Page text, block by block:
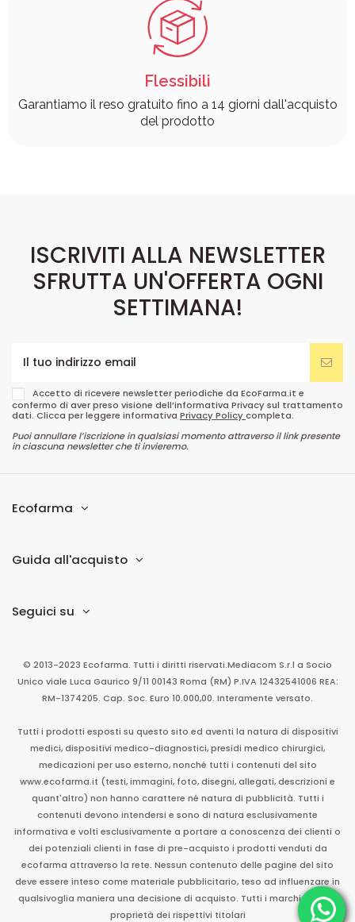
Flessibili
Garantiamo il reso gratuito fino a 14 giorni dall'acquisto
del prodotto
ISCRIVITI ALLA NEWSLETTER
SFRUTTA UN'OFFERTA OGNI
SETTIMANA!
Accetto di ricevere newsletter periodiche da EcoFarma.it e
confermo di aver preso visione dell’informativa Privacy sul trattamento
dati. Clicca per leggere informativa Privacy Policycompleta.
Puoi annullare l’iscrizione in qualsiasi momento attraverso il link presente
in ciascuna newsletter che ti invieremo.
Ecofarma
Guida all'acquisto
Seguici su
© 2013-2023 Ecofarma. Tutti i diritti riservati.Mediacom S.r.l a Socio
Unico viale Luca Gaurico 9/11 00143 Roma (RM) P.IVA 12432541006 REA:
RM-1374205. Cap. Soc. Euro 10.000,00. Interamente versato.
Tutti i prodotti esposti su questo sito ed aventi la natura di dispositivi
medici, dispositivi medico-diagnostici, presidi medico chirurgici,
medicazioni per uso esterno, nonché tutti i contenuti del sito
www.ecofarma.it (testi, immagini, foto, disegni, allegati, descrizioni e
quant'altro) non hanno carattere né natura di pubblicità. Tutti i
contenuti devono intendersi e sono di natura esclusivamente
informativa e volti esclusivamente a portare a conoscenza dei clienti o
dei potenziali clienti in fase di pre-acquisto i prodotti venduti da
ecofarma attraverso la rete. Nessun contenuto delle pagine del sito
deve essere inteso come materiale pubblicitario, teso ad influenzare in
qualsivoglia maniera una decisione di acquisto. Tutti i marchi sono di
proprietà dei rispettivi titolari